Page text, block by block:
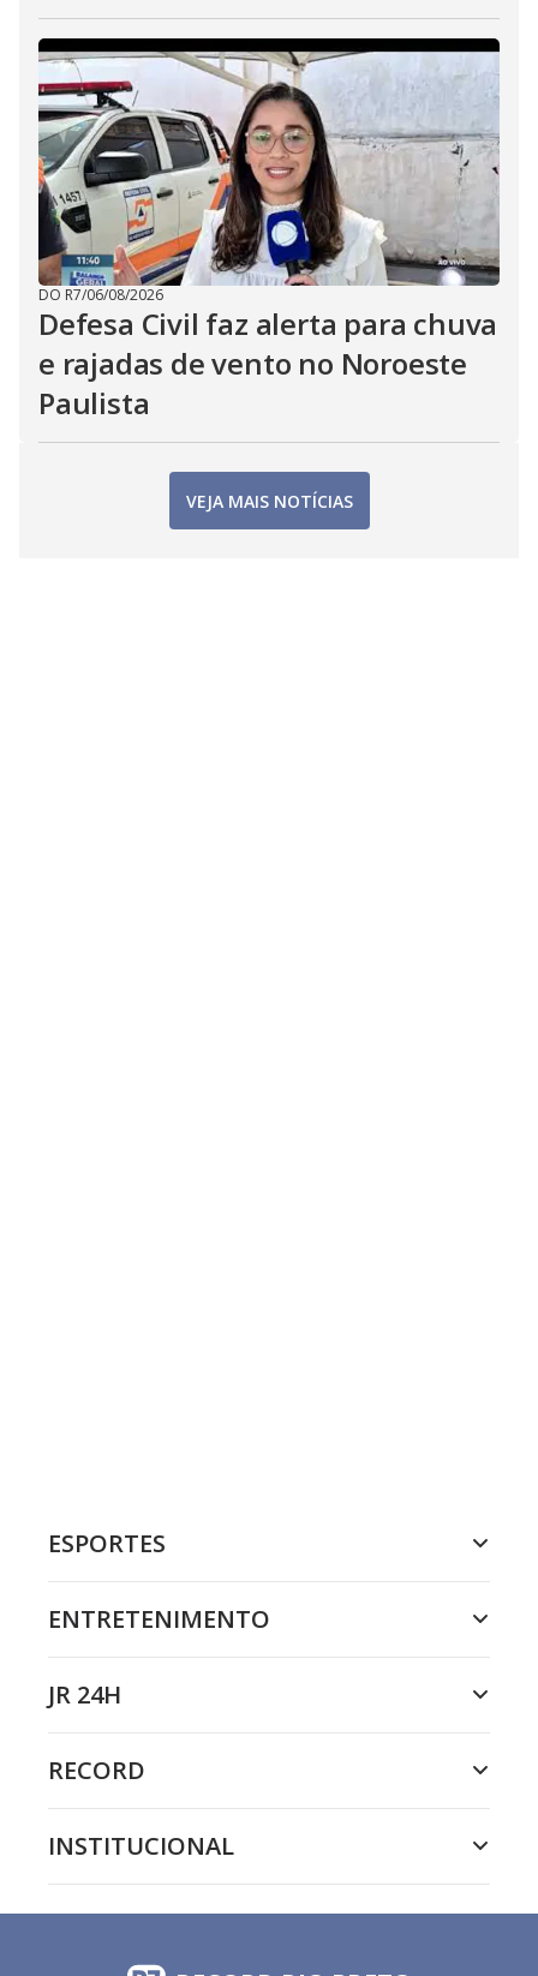
DO R7/06/08/2026
Defesa Civil faz alerta para chuva
e rajadas de vento no Noroeste
Paulista
VEJA MAIS NOTÍCIAS
ESPORTES
ENTRETENIMENTO
JR 24H
RECORD
INSTITUCIONAL